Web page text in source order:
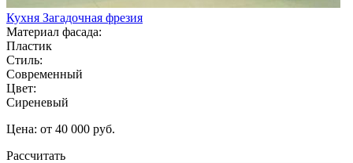
Кухня Загадочная фрезия
Материал фасада:
Пластик
Стиль:
Современный
Цвет:
Сиреневый
Цена: от 40 000 руб.
Рассчитать